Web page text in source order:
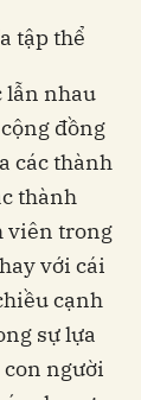
tập thể
lẫn nhau
đồng
các thành
thành
viên trong
với cái
cạnh
sự lựa
người